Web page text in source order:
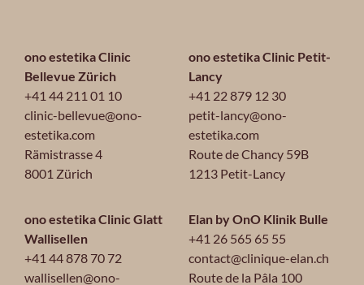
ono estetika Clinic
Bellevue Zürich
+41 44 211 01 10
clinic-bellevue@ono-
estetika.com
Rämistrasse 4
8001 Zürich
ono estetika Clinic Glatt
Wallisellen
+41 44 878 70 72
wallisellen@ono-
ono estetika Clinic Petit-
Lancy
+41 22 879 12 30
petit-lancy@ono-
estetika.com
Route de Chancy 59B
1213 Petit-Lancy
Elan by OnO Klinik Bulle
+41 26 565 65 55
contact@clinique-elan.ch
Route de la Pâla 100